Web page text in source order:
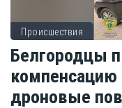
Происшествия
Белгородцы
дроновые